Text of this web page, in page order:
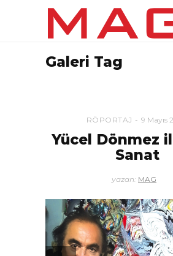
Galeri Tag
RÖPORTAJ 9 Mayıs
Yücel Dönmez
Sanat
yazan: MAG